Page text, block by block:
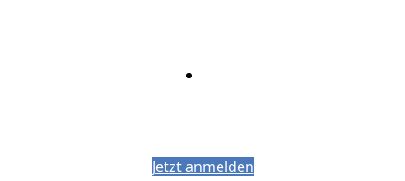
Jetzt anmelden